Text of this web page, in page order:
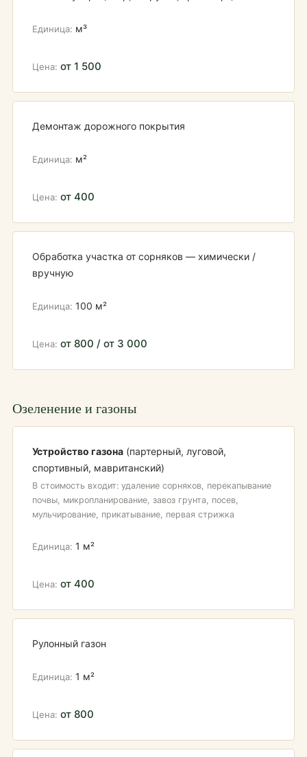
м³
от 1 500
Демонтаж дорожного покрытия
м²
от 400
Обработка участка от сорняков — химически /
вручную
100 м²
от 800 / от 3 000
Озеленение и газоны
Устройство газона (партерный, луговой,
спортивный, мавританский)
В стоимость входит: удаление сорняков, перекапывание
почвы, микропланирование, завоз грунта, посев,
мульчирование, прикатывание, первая стрижка
1 м²
от 400
Рулонный газон
1 м²
от 800